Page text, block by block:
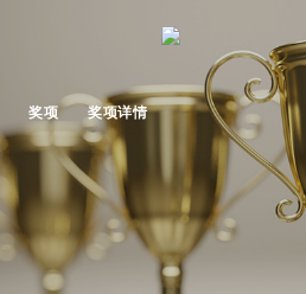
奖项 奖项详情